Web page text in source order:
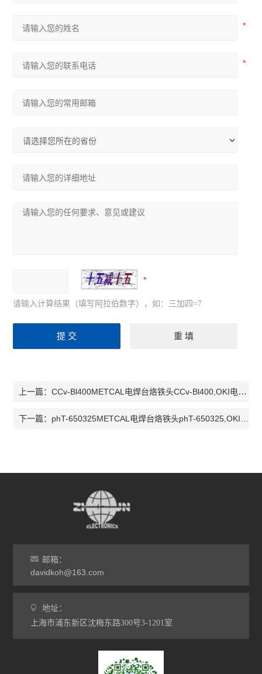
请输入计算结果（填写阿拉伯数字），如：三加四=7
上一篇：CCv-Bl400METCAL电焊台烙铁头CCv-Bl400,OKI电焊台烙铁头CCv-Bl400
下一篇： phT-650325METCAL电焊台烙铁头phT-650325,OKI电焊台烙铁头phT-650325
邮箱：
davidkoh@163.com
地址：
上海市浦东新区沈梅东路300号3-1201室